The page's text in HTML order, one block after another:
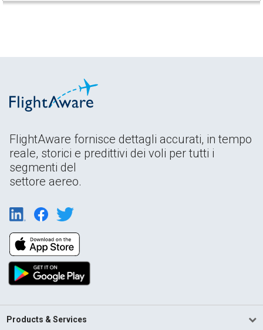
FlightAware fornisce dettagli accurati, in tempo
reale, storici e predittivi dei voli per tutti i
segmenti del
settore aereo.
Products & Services